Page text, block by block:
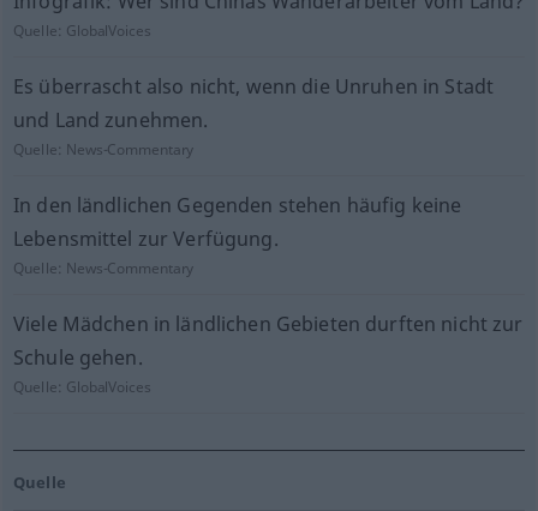
Quelle: GlobalVoices
Es überrascht also nicht, wenn die Unruhen in Stadt
und Land zunehmen.
Quelle: News-Commentary
In den ländlichen Gegenden stehen häufig keine
Lebensmittel zur Verfügung.
Quelle: News-Commentary
Viele Mädchen in ländlichen Gebieten durften nicht zur
Schule gehen.
Quelle: GlobalVoices
Quelle